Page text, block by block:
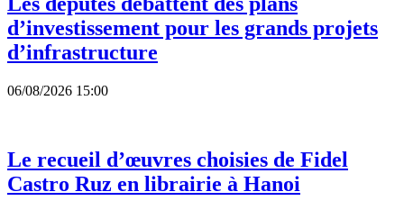
d’investissement pour les grands projets
d’infrastructure
06/08/2026 15:00
Le recueil d’œuvres choisies de Fidel
Castro Ruz en librairie à Hanoi